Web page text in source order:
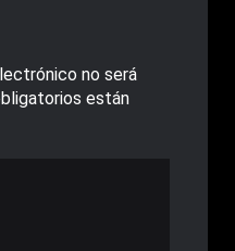
no será
están